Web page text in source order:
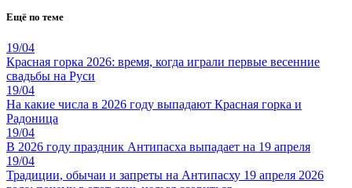
Ещё по теме
19/04
Красная горка 2026: время, когда играли первые весенние
свадьбы на Руси
19/04
На какие числа в 2026 году выпадают Красная горка и
Радоница
19/04
В 2026 году праздник Антипасха выпадает на 19 апреля
19/04
Традиции, обычаи и запреты на Антипасху 19 апреля 2026